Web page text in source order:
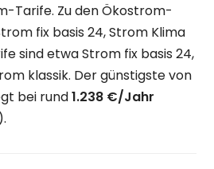
Tarife. Zu den Ökostrom-
fix basis 24, Strom Klima
sind etwa Strom fix basis 24,
klassik. Der günstigste von
bei rund1.238 €/Jahr